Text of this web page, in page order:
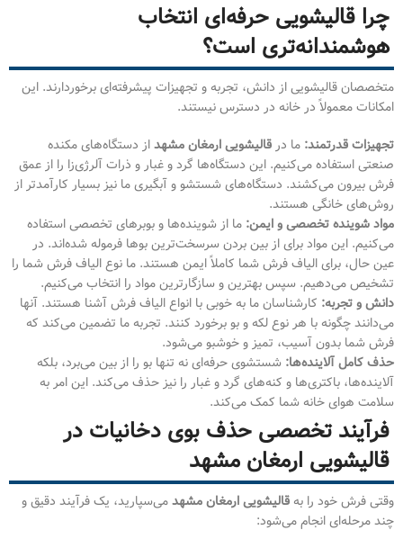
چرا قالیشویی حرفه‌ای انتخاب
هوشمندانه‌تری است؟
متخصصان قالیشویی از دانش، تجربه و تجهیزات پیشرفته‌ای برخوردارند. این
امکانات معمولاً در خانه در دسترس نیستند.
تجهیزات قدرتمند: ما در قالیشویی ارمغان مشهداز دستگاه‌های مکنده
صنعتی استفاده می‌کنیم. این دستگاه‌ها گرد و غبار و ذرات آلرژی‌زا را از عمق
فرش بیرون می‌کشند. دستگاه‌های شستشو و آبگیری ما نیز بسیار کارآمدتر از
روش‌های خانگی هستند.
مواد شوینده تخصصی و ایمن: ما از شوینده‌ها و بوبرهای تخصصی استفاده
می‌کنیم. این مواد برای از بین بردن سرسخت‌ترین بوها فرموله شده‌اند. در
عین حال، برای الیاف فرش شما کاملاً ایمن هستند. ما نوع الیاف فرش شما را
تشخیص می‌دهیم. سپس بهترین و سازگارترین مواد را انتخاب می‌کنیم.
دانش و تجربه: کارشناسان ما به خوبی با انواع الیاف فرش آشنا هستند. آنها
می‌دانند چگونه با هر نوع لکه و بو برخورد کنند. تجربه ما تضمین می‌کند که
فرش شما بدون آسیب، تمیز و خوشبو می‌شود.
حذف کامل آلاینده‌ها: شستشوی حرفه‌ای نه تنها بو را از بین می‌برد، بلکه
آلاینده‌ها، باکتری‌ها و کنه‌های گرد و غبار را نیز حذف می‌کند. این امر به
سلامت هوای خانه شما کمک می‌کند.
فرآیند تخصصی حذف بوی دخانیات در
قالیشویی ارمغان مشهد
وقتی فرش خود را به قالیشویی ارمغان مشهدمی‌سپارید، یک فرآیند دقیق و
چند مرحله‌ای انجام می‌شود: